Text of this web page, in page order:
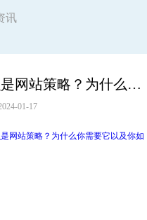
讯
什么是网站策略？为什么你需要它以及你如何做到
01-17